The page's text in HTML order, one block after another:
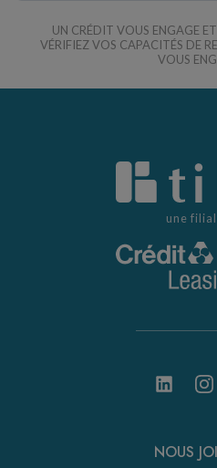
UN CRÉDIT VOUS ENGAGE
VÉRIFIEZ VOS CAPACITÉS DE
VOUS
une
NOUS